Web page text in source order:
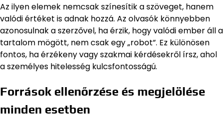
Az ilyen elemek nemcsak színesítik a szöveget, hanem
valódi értéket is adnak hozzá. Az olvasók könnyebben
azonosulnak a szerzővel, ha érzik, hogy valódi ember áll a
tartalom mögött, nem csak egy „robot”. Ez különösen
fontos, ha érzékeny vagy szakmai kérdésekről írsz, ahol
a személyes hitelesség kulcsfontosságú.
Források ellenőrzése és megjelölése
minden esetben